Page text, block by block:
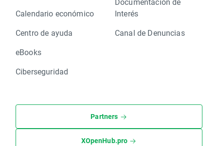
Calendario económico
Centro de ayuda
eBooks
Ciberseguridad
Interés
Canal de Denuncias
Partners
XOpenHub.pro